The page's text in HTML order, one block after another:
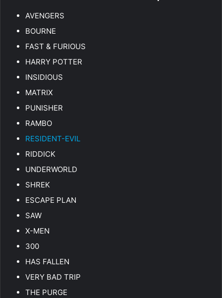
AVENGERS
BOURNE
FAST & FURIOUS
HARRY POTTER
INSIDIOUS
MATRIX
PUNISHER
RAMBO
RESIDENT-EVIL
RIDDICK
UNDERWORLD
SHREK
ESCAPE PLAN
SAW
X-MEN
300
HAS FALLEN
VERY BAD TRIP
THE PURGE